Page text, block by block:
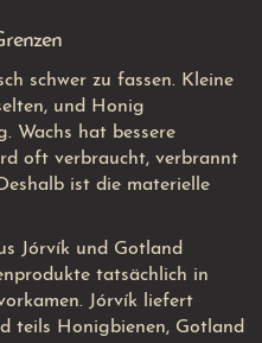
schwer zu fassen. Kleine
und Honig
Wachs hat bessere
oft verbraucht, verbrannt
ist die materielle
Jórvík und Gotland
tatsächlich in
Jórvík liefert
teils Honigbienen, Gotland